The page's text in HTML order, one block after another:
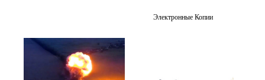
Электронные Копии